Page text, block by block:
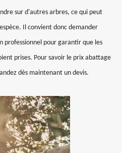
sur d'autres arbres, ce qui peut
Il convient donc demander
professionnel pour garantir que les
prises. Pour savoir le prix abattage
dès maintenant un devis.